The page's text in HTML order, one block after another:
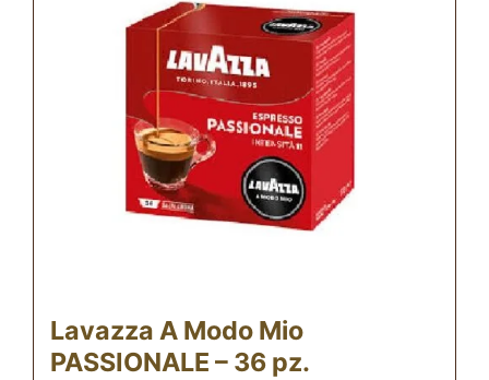
Lavazza A Modo Mio
PASSIONALE – 36 pz.